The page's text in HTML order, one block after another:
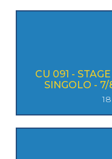
CU 091 -
SINGOLO -